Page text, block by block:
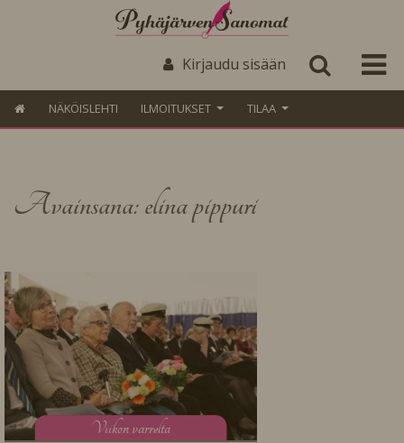
Kirjaudu sisään
NÄKÖISLEHTI ILMOITUKSET TILAA
Avainsana: elina pippuri
Viikon varrelta